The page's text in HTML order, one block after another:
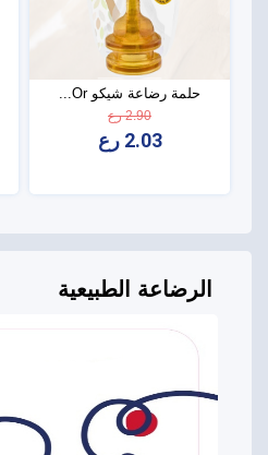
حلمة رضاعة شيكو Or...
2.90 رع
2.03 رع
الرضاعة الطبيعية